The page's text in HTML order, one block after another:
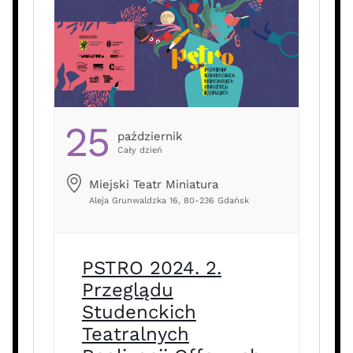
25 Październik
Cały dzień
Miejski Teatr Miniatura
Aleja Grunwaldzka 16, 80-236 Gdańsk
PSTRO 2024. 2.
Przeglądu
Studenckich
Teatralnych